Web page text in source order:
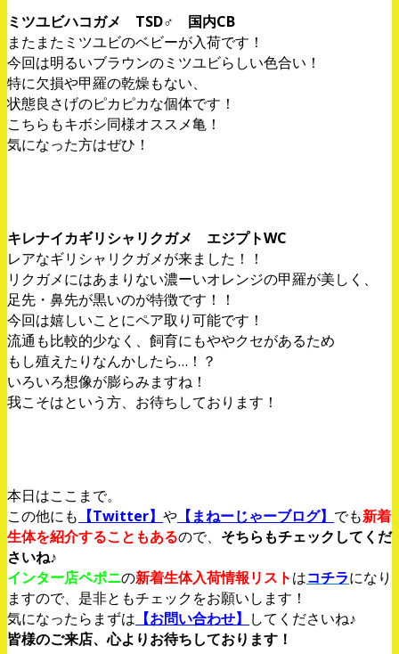
ミツユビハコガメ TSD♂ 国内CB
またまたミツユビのベビーが入荷です！
今回は明るいブラウンのミツユビらしい色合い！
特に欠損や甲羅の乾燥もない、
状態良さげのピカピカな個体です！
こちらもキボシ同様オススメ亀！
気になった方はぜひ！
キレナイカギリシャリクガメ エジプトWC
レアなギリシャリクガメが来ました！！
リクガメにはあまりない濃ーいオレンジの甲羅が美しく、
足先・鼻先が黒いのが特徴です！！
今回は嬉しいことにペア取り可能です！
流通も比較的少なく、飼育にもややクセがあるため
もし殖えたりなんかしたら…！？
いろいろ想像が膨らみますね！
我こそはという方、お待ちしております！
本日はここまで。
この他にも 【Twitter】 や 【まねーじゃーブログ】 でも新着
生体を紹介することもあるので、 そちらもチェックしてくだ
さいね♪
インター店ペポニの新着生体入荷情報リストはコチラになり
ますので、是非ともチェックをお願いします！
気になったらまずは 【お問い合わせ】
してくださいね♪
皆様のご来店、心よりお待ちしております！